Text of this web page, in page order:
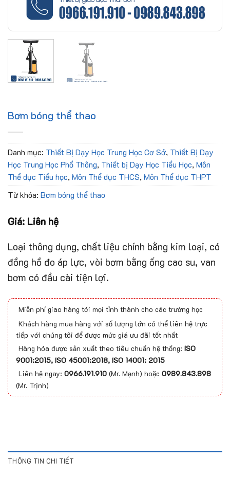
Bơm bóng thể thao
Danh mục: Thiết Bị Dạy Học Trung Học Cơ Sở, Thiết Bị Dạy
Học Trung Học Phổ Thông, Thiết bị Dạy Học Tiểu Học, Môn
Thể dục Tiểu học, Môn Thể dục THCS, Môn Thể dục THPT
Từ khóa: Bơm bóng thể thao
Giá: Liên hệ
Loại thông dụng, chất liệu chính bằng kim loại, có
đồng hồ đo áp lực, vòi bơm bằng ống cao su, van
bơm có đầu cài tiện lợi.
Miễn phí giao hàng tới mọi tỉnh thành cho các trường học
Khách hàng mua hàng với số lượng lớn có thể liên hệ trực
tiếp với chúng tôi để được mức giá ưu đãi tốt nhất
Hàng hóa được sản xuất theo tiêu chuẩn hệ thống: ISO
9001:2015, ISO 45001:2018, ISO 14001: 2015
Liên hệ ngay: 0966.191.910 (Mr. Mạnh) hoặc 0989.843.898
(Mr. Trịnh)
THÔNG TIN CHI TIẾT